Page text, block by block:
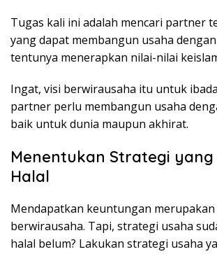
Tugas kali ini adalah mencari partner
yang dapat membangun usaha
tentunya menerapkan nilai-nilai
Ingat, visi berwirausaha itu untuk
partner perlu membangun usaha
baik untuk dunia maupun akhirat.
Menentukan Strategi yang
Halal
Mendapatkan keuntungan
berwirausaha. Tapi, strategi usaha
halal belum? Lakukan strategi usaha